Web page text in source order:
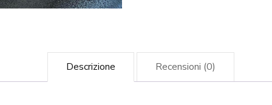
Descrizione Recensioni (0)